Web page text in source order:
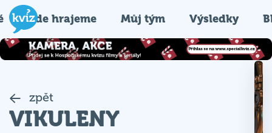
Kde hrajeme Můj tým Výsledky
zpět
VIKULENY